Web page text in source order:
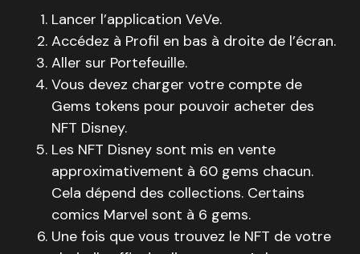
Lancer l’application VeVe.
Accédez à Profil en bas à droite de l’écran.
Aller sur Portefeuille.
Vous devez charger votre compte de
Gems tokens pour pouvoir acheter des
NFT Disney.
Les NFT Disney sont mis en vente
approximativement à 60 gems chacun.
Cela dépend des collections. Certains
comics Marvel sont à 6 gems.
Une fois que vous trouvez le NFT de votre